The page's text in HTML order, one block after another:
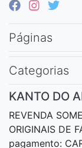
Páginas
Categorias
KANTO DO
REVENDA
ORIGINAIS DE
pagamento: